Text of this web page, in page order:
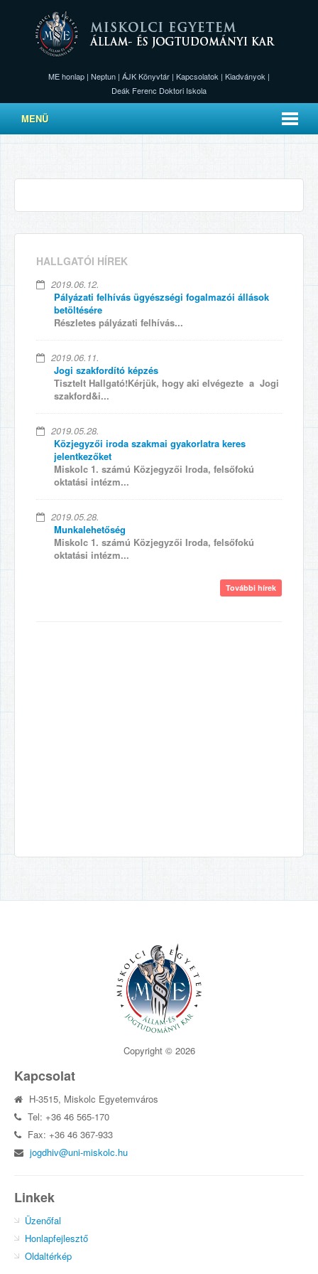
ME honlap | Neptun | ÁJK Könyvtár | Kapcsolatok | Kiadványok |
Deák Ferenc Doktori Iskola
MENÜ
HALLGATÓI HÍREK
2019.06.12.
Pályázati felhívás ügyészségi fogalmazói állások
betöltésére
Részletes pályázati felhívás...
2019.06.11.
Jogi szakfordító képzés
Tisztelt Hallgató!Kérjük, hogy aki elvégezte a Jogi
szakford&i...
2019.05.28.
Közjegyzői iroda szakmai gyakorlatra keres
jelentkezőket
Miskolc 1. számú Közjegyzői Iroda, felsőfokú
oktatási intézm...
2019.05.28.
Munkalehetőség
Miskolc 1. számú Közjegyzői Iroda, felsőfokú
oktatási intézm...
További hírek
Copyright © 2026
Kapcsolat
H-3515, Miskolc Egyetemváros
Tel: +36 46 565-170
Fax: +36 46 367-933
jogdhiv@uni-miskolc.hu
Linkek
Üzenőfal
Honlapfejlesztő
Oldaltérkép